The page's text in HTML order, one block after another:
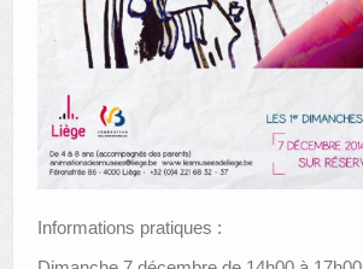
Informations pratiques :